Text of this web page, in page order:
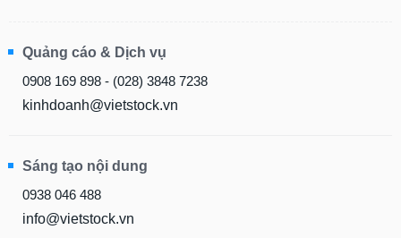
Quảng cáo & Dịch vụ
0908 169 898 - (028) 3848 7238
kinhdoanh@vietstock.vn
Sáng tạo nội dung
0938 046 488
info@vietstock.vn